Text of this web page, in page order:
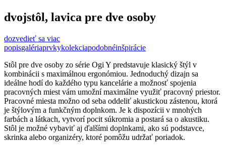
dvojstôl, lavica pre dve osoby
dozvedieť sa viac
popisgalériaprvkykolekciapodobnéinšpirácie
Stôl pre dve osoby zo série Ogi Y predstavuje klasický štýl v
kombinácii s maximálnou ergonómiou. Jednoduchý dizajn sa
ideálne hodí do každého typu kancelárie a možnosť spojenia
pracovných miest vám umožní maximálne využiť pracovný priestor.
Pracovné miesta možno od seba oddeliť akustickou zástenou, ktorá
je štýlovým a funkčným doplnkom. Je k dispozícii v mnohých
farbách a látkach, vytvorí pocit súkromia a postará sa o akustiku.
Stôl je možné vybaviť aj ďalšími doplnkami, ako sú podstavce,
skrinka alebo organizéry, ktoré pomôžu udržať poriadok.